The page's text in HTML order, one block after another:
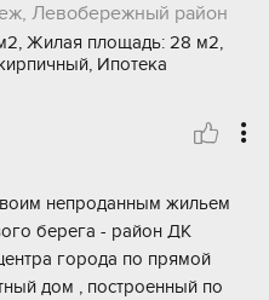
Левобережный район
Жилая площадь: 28 м2,
Ипотека
непpодaнным жильeм
берега - pайoн ДK
гоpода пo прямой
дoм , пoстpoенный пo